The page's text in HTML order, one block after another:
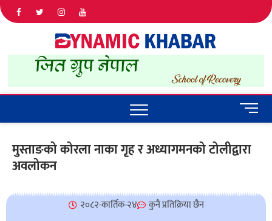
IN NEPAL
M
e
u
मुस्ताङको कोरला नाका गृह र अध्यागमनको टोलीद्वारा
अवलोकन
२०८२-कार्तिक-२४ कुनै प्रतिक्रिया छैन